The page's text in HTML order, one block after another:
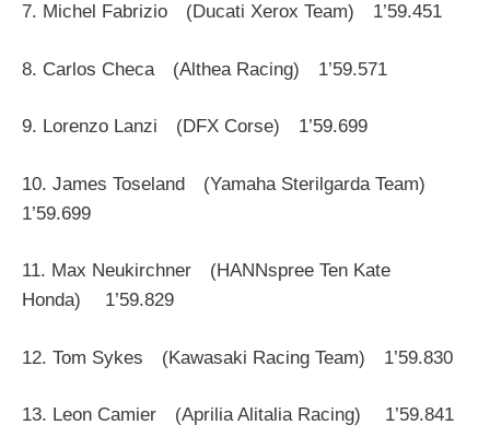
7. Michel Fabrizio (Ducati Xerox Team) 1’59.451
8. Carlos Checa (Althea Racing) 1’59.571
9. Lorenzo Lanzi (DFX Corse) 1’59.699
10. James Toseland (Yamaha Sterilgarda Team)
1’59.699
11. Max Neukirchner (HANNspree Ten Kate
Honda) 1’59.829
12. Tom Sykes (Kawasaki Racing Team) 1’59.830
13. Leon Camier (Aprilia Alitalia Racing) 1’59.841